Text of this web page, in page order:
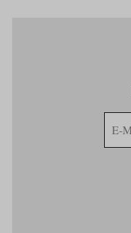
Mail